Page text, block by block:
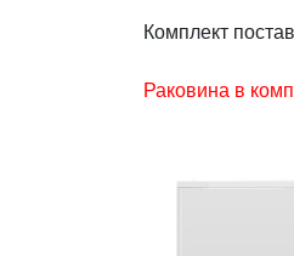
Комплект
Раковина в